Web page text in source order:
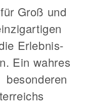
Groß und
Erlebnis-
Ein wahres
besonderen